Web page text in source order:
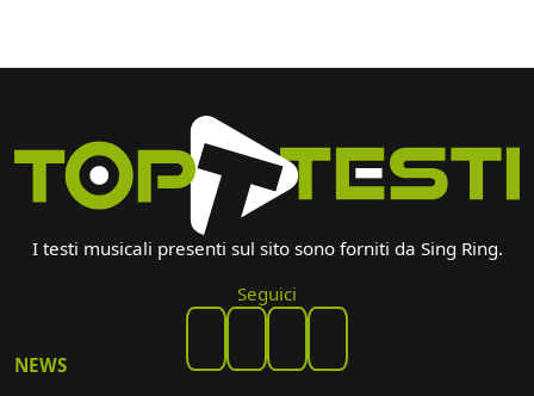
I testi musicali presenti sul sito sono forniti da Sing Ring.
Seguici
NEWS